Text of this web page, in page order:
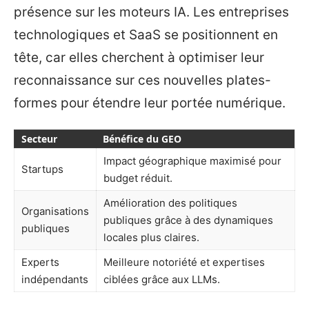
présence sur les moteurs IA. Les entreprises
technologiques et SaaS se positionnent en
tête, car elles cherchent à optimiser leur
reconnaissance sur ces nouvelles plates-
formes pour étendre leur portée numérique.
Secteur Bénéfice du GEO
Startups
Impact géographique maximisé pour
budget réduit.
Organisations
publiques
Amélioration des politiques
publiques grâce à des dynamiques
locales plus claires.
Experts
indépendants
Meilleure notoriété et expertises
ciblées grâce aux LLMs.